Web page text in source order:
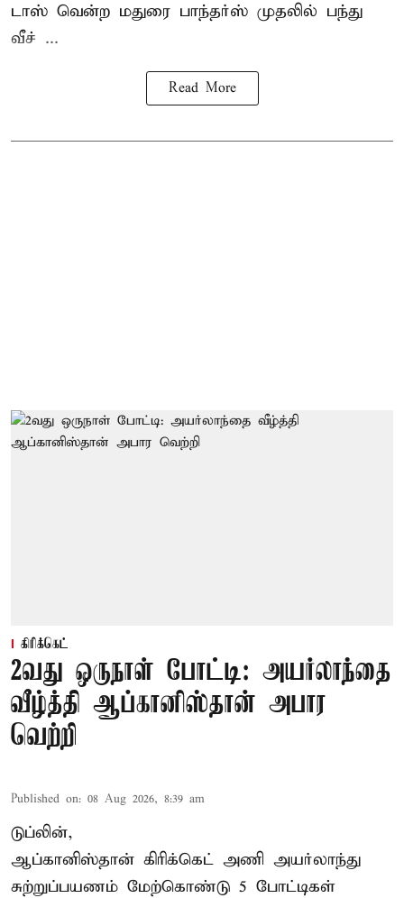
டாஸ் வென்ற மதுரை பாந்தர்ஸ் முதலில் பந்து
வீச் ...
Read More
கிரிக்கெட்
2வது ஒருநாள் போட்டி: அயர்லாந்தை
வீழ்த்தி ஆப்கானிஸ்தான் அபார
வெற்றி
Published on: 08 Aug 2026, 8:39 am
டுப்லின்,
ஆப்கானிஸ்தான் கிரிக்கெட் அணி அயர்லாந்து
சுற்றுப்பயணம் மேற்கொண்டு 5 போட்டிகள்